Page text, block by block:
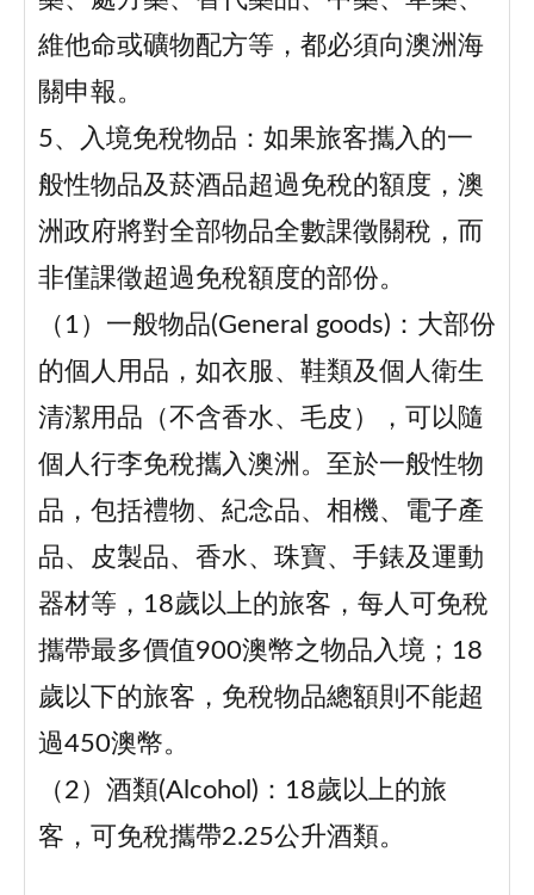
維他命或礦物配方等，都必須向澳洲海
關申報。
5、入境免稅物品：如果旅客攜入的一
般性物品及菸酒品超過免稅的額度，澳
洲政府將對全部物品全數課徵關稅，而
非僅課徵超過免稅額度的部份。
（1）一般物品(General goods)：大部份
的個人用品，如衣服、鞋類及個人衛生
清潔用品（不含香水、毛皮），可以隨
個人行李免稅攜入澳洲。至於一般性物
品，包括禮物、紀念品、相機、電子產
品、皮製品、香水、珠寶、手錶及運動
器材等，18歲以上的旅客，每人可免稅
攜帶最多價值900澳幣之物品入境；18
歲以下的旅客，免稅物品總額則不能超
過450澳幣。
（2）酒類(Alcohol)：18歲以上的旅
客，可免稅攜帶2.25公升酒類。